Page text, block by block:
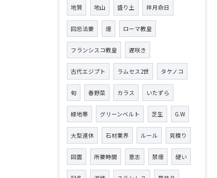
地質 地山 盛り土 祥月命日
回忌法要 煙 ローマ教皇
フランシスコ教皇 遅咲き
古代エジプト ラムセス2世 タケノコ
旬 春野菜 カラス いたずら
緑地帯 グリーンベルト 芝生 G.W
大型連休 石材業界 ルール 見積り
図面 所要時間 意志 禁煙 硬い